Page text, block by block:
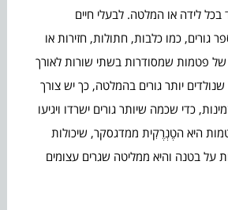
בכל לידה או המלטה. לבעלי חיים
גורים, כמו כלבות, חתולות, חזירות או
של פטמות שמסודרות בשתי שורות לאורך
יותר גורים בהמלטה, כך יש צורך
כדי שכמה שיותר גורים ישרדו ויגיעו
היא הטֶנְרֶקִית ממדגסקר, שיכולות
עד 29 פטמות על בטנה והיא ממליטה שגרים עצומים